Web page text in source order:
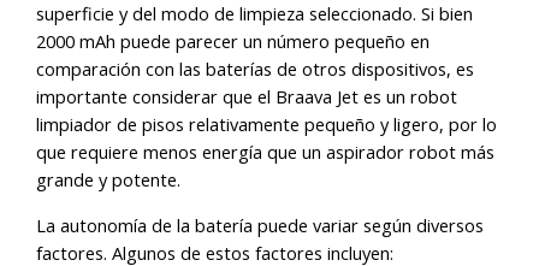
superficie y del modo de limpieza seleccionado. Si bien
2000 mAh puede parecer un número pequeño en
comparación con las baterías de otros dispositivos, es
importante considerar que el Braava Jet es un robot
limpiador de pisos relativamente pequeño y ligero, por lo
que requiere menos energía que un aspirador robot más
grande y potente.
La autonomía de la batería puede variar según diversos
factores. Algunos de estos factores incluyen: